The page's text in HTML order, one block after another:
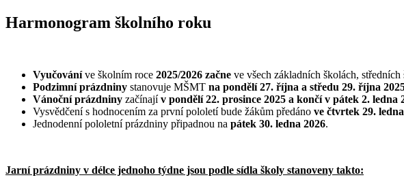
Harmonogram školního roku
Vyučováníve školním roce 2025/2026 začne ve všech základních školách,
Podzimní prázdniny stanovuje MŠMT na pondělí 27. října a středu 29. října
Vánoční prázdniny začínajív pondělí 22. prosince 2025 a končí v pátek 2. ledna
Vysvědčení s hodnocením za první pololetí bude žákům předáno ve čtvrtek 29.
Jednodenní pololetní prázdniny připadnou na pátek 30. ledna 2026.
Jarní prázdniny v délce jednoho týdne jsou podle sídla školy stanoveny takto: